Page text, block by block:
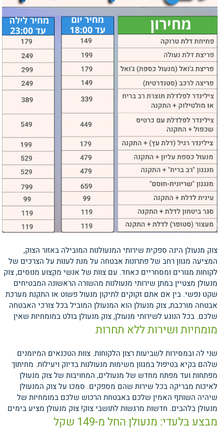
צוק מנעולן הינה ספקית שירותי המנעולנות המובילה באזור הצוק,
המציעה מגוון רחב של פתרונות אבטחה על מנת לענות על הצרכים של
לקוחות מגורים ומסחריים כאחד. עם צוות של אנשי מקצוע מנוסים, צוק
מנעולן מצטיין במתן שירותי מנעולנות מהשורה הראשונה המבטיחים
שקט נפשי. בין אם אתם זקוקים לתיקון מנעול פשוט או התקנת מערכת
אבטחה מורכבת, צוק מנעולן הוא המנעולן המוביל בכל צורכי האבטחה
שלכם.
מומחיות ושירות ללא תחרות
בכל הנוגע לשירותי מנעולן, צוק מנעולן בולט במומחיות שאין
שני לה ובמסירות לשביעות רצון הלקוחות. צוות הטכנאים המיומנים
שלהם בקיא בטיפול במגוון משימות מנעולנות בדיוק ויעילות. מחיתוך
מפתחות ועד מפתח מחדש של מנעולים, המחויבות של צוק מנעולן
לאיכות מבריקה בכל שירות שהם מספקים. סמכו על צוק המנעולן
שיהיה השותף האמין שלכם באבטחת הרכוש שלכם במומחיות של
מנעולן בלהבים.
מבצע בלעדי: מנעולן החל מ-149 שקל
חדשות מרגשות לתושבי צוק! צוק מנעולן מציע בימים